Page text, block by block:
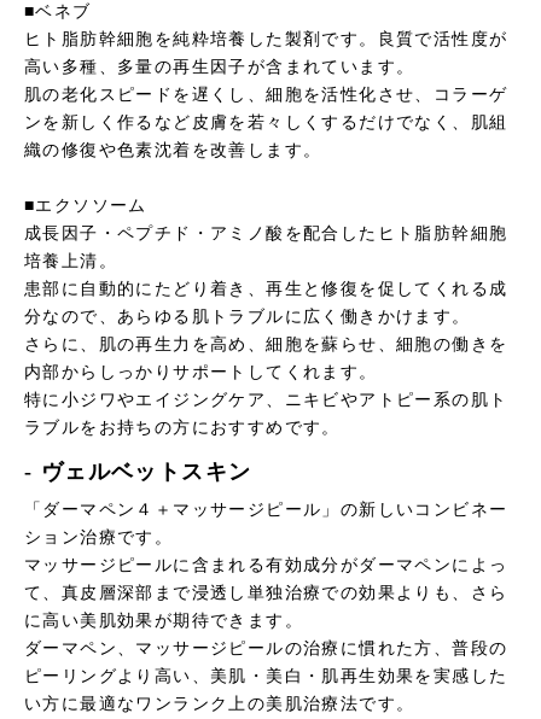
■ベネブ
ヒト脂肪幹細胞を純粋培養した製剤です。良質で活性度が
高い多種、多量の再生因子が含まれています。
肌の老化スピードを遅くし、細胞を活性化させ、コラーゲ
ンを新しく作るなど皮膚を若々しくするだけでなく、肌組
織の修復や色素沈着を改善します。
■エクソソーム
成長因子・ペプチド・アミノ酸を配合したヒト脂肪幹細胞
培養上清。
患部に自動的にたどり着き、再生と修復を促してくれる成
分なので、あらゆる肌トラブルに広く働きかけます。
さらに、肌の再生力を高め、細胞を蘇らせ、細胞の働きを
内部からしっかりサポートしてくれます。
特に小ジワやエイジングケア、ニキビやアトピー系の肌ト
ラブルをお持ちの方におすすめです。
- ヴェルベットスキン
「ダーマペン４＋マッサージピール」の新しいコンビネー
ション治療です。
マッサージピールに含まれる有効成分がダーマペンによっ
て、真皮層深部まで浸透し単独治療での効果よりも、さら
に高い美肌効果が期待できます。
ダーマペン、マッサージピールの治療に慣れた方、普段の
ピーリングより高い、美肌・美白・肌再生効果を実感した
い方に最適なワンランク上の美肌治療法です。